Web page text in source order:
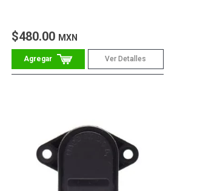
$480.00 MXN
Ver Detalles